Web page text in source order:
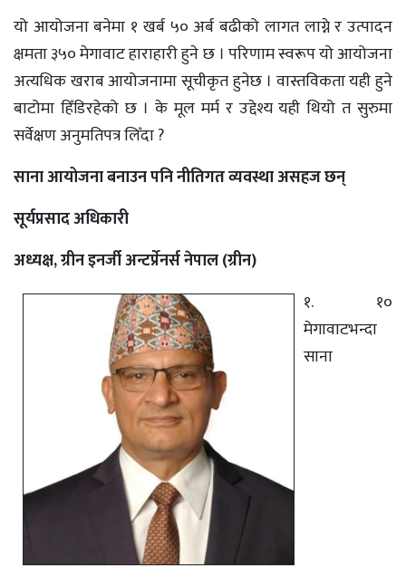
यो आयोजना बनेमा १ खर्ब ५० अर्ब बढीको लागत लाग्ने र उत्पादन
क्षमता ३५० मेगावाट हाराहारी हुने छ । परिणाम स्वरूप यो आयोजना
अत्यधिक खराब आयोजनामा सूचीकृत हुनेछ । वास्तविकता यही हुने
बाटोमा हिँडिरहेको छ । के मूल मर्म र उद्देश्य यही थियो त सुरुमा
सर्वेक्षण अनुमतिपत्र लिँदा ?
साना आयोजना बनाउन पनि नीतिगत व्यवस्था असहज छन्
सूर्यप्रसाद अधिकारी
अध्यक्ष, ग्रीन इनर्जी अन्टर्प्रेनर्स नेपाल (ग्रीन)
१. १०
मेगावाटभन्दा
साना